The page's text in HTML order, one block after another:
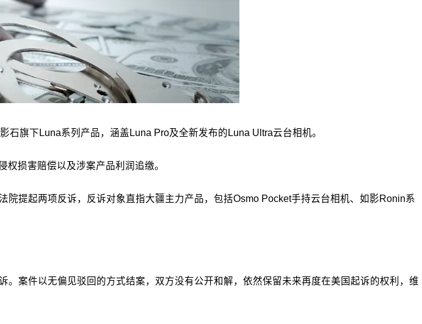
旗下Luna系列产品，涵盖Luna Pro及全新发布的Luna Ultra云台相机。
损害赔偿以及涉案产品利润追缴。
提起两项反诉，反诉对象直指大疆主力产品，包括Osmo Pocket手持云台相机、如影Ronin系
案件以无偏见驳回的方式结案，双方没有公开和解，依然保留未来再度在美国起诉的权利，维